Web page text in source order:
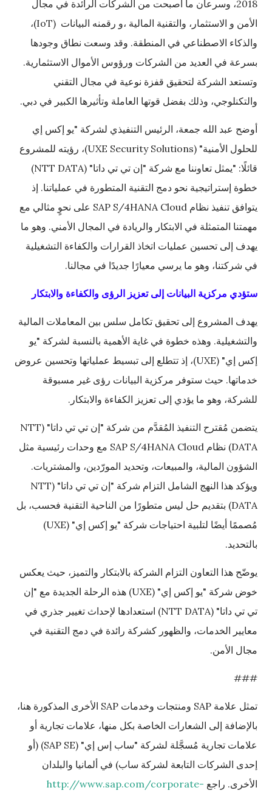
2018، وسرعان ما أصبحت من الشركات الرائدة في مجال
الأمن و الاستثمار، والتقنية المالية ،و رقمنه البيانات (IoT)،
والذكاء الاصطناعي في المنطقة. وقد وسعت نطاق وجودها
بسرعة في العديد من الشركات ورؤوس الأموال الاستثمارية.
وتستعد الشركة لتحقيق قفزة نوعية في مجال التقني
والتكنلوجي، وذلك بفضل قوتها العاملة وتأثيرها الكبير في دبي.
أوضح عبد الله جمعة، الرئيس التنفيذي لشركة "يو إكس إي
للحلول الأمنية" (UXE Security Solutions)، رؤيته للمشروع
قائلًا: "يمثل تعاوننا مع شركة "إن تي تي داتا" (NTT DATA)
خطوة إستراتيجية نحو دمج التقنية المتطورة في عملياتنا. إذ
يتوافق تنفيذ نظام SAP S/4HANA Cloud على نحوٍ مثالي مع
مهمتنا المتمثلة في الابتكار والريادة في المجال الأمني. وهو ما
يهدف إلى تحسين عمليات اتخاذ القرارات والكفاءة التشغيلية
في شركتنا، وهو ما يرسي معيارًا جديدًا في مجالنا.
ستؤدي مركزية البيانات إلى تعزيز الرؤى والكفاءة والابتكار
يهدف المشروع إلى تحقيق تكامل سلس بين المعاملات المالية
والتشغيلية. وهذه خطوة في غاية الأهمية بالنسبة لشركة "يو
إكس إي" (UXE)، إذ تتطلع إلى تبسيط عملياتها وتحسين عروض
خدماتها. حيث ستوفر مركزية البيانات رؤى غير مسبوقة
للشركة، وهو ما يؤدي إلى تعزيز الكفاءة والابتكار.
يتضمن مُقترح التنفيذ المُقدَّم من شركة "إن تي تي داتا" (NTT
DATA) نظام SAP S/4HANA Cloud مع وحدات رئيسية مثل
الشؤون المالية، والمبيعات، وتحديد المورّدين، والمشتريات.
ويؤكد هذا النهج الشامل التزام شركة "إن تي تي داتا" (NTT
DATA) بتقديم حل ليس متطورًا من الناحية التقنية فحسب، بل
مُصممًا أيضًا لتلبية احتياجات شركة "يو إكس إي" (UXE)
بالتحديد.
يوضّح هذا التعاون التزام الشركة بالابتكار والتميز، حيث يعكس
خوض شركة "يو إكس إي" (UXE) هذه الرحلة الجديدة مع "إن
تي تي داتا" (NTT DATA) استعدادها لإحداث تغيير جذري في
معايير الخدمات، والظهور كشركة رائدة في دمج التقنية في
مجال الأمن.
###
تمثل علامة SAP ومنتجات وخدمات SAP الأخرى المذكورة هنا،
بالإضافة إلى الشعارات الخاصة بكل منها، علامات تجارية أو
علامات تجارية مُسجَّلة لشركة "ساب إس إي" (SAP SE) (أو
إحدى الشركات التابعة لشركة ساب) في ألمانيا والبلدان
الأخرى. راجع http://www.sap.com/corporate-